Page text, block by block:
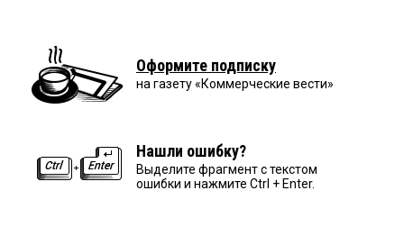
Оформите подписку
на газету «Коммерческие вести»
Нашли ошибку?
Выделите фрагмент с текстом
ошибки и нажмите Ctrl + Enter.